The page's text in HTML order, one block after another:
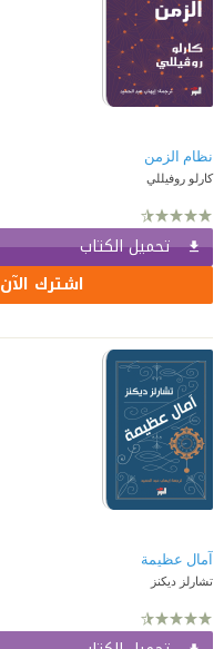
نظام الزمن
كارلو روفيللي
تحميل الكتاب
اشترك الآن
آمال عظيمة
تشارلز ديكنز